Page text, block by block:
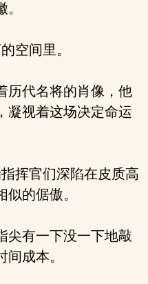
空间里。
代名将的肖像，他
凝视着这场决定命运
挥官们深陷在皮质高
的倨傲。
有一下没一下地敲
成本。